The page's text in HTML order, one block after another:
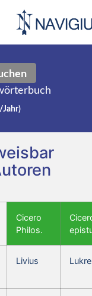
Jahr)
Cicero
Philos.
Livius